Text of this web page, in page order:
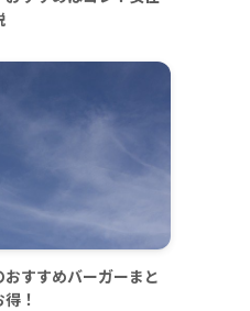
すすめバーガーまと
！